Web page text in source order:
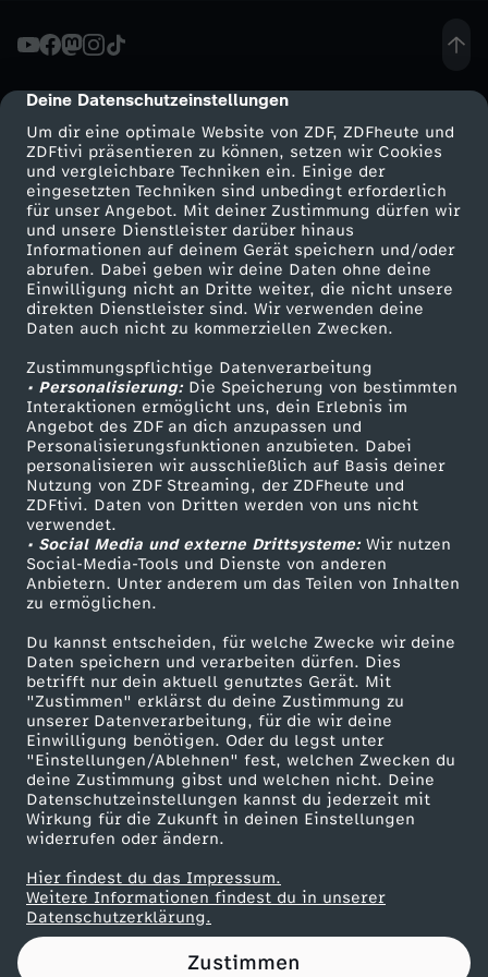
cmp-dialog-description
Deine Datenschutzeinstellungen
Um dir eine optimale Website von ZDF, ZDFheute und
ZDFtivi präsentieren zu können, setzen wir Cookies
und vergleichbare Techniken ein. Einige der
eingesetzten Techniken sind unbedingt erforderlich
für unser Angebot. Mit deiner Zustimmung dürfen wir
und unsere Dienstleister darüber hinaus
Informationen auf deinem Gerät speichern und/oder
abrufen. Dabei geben wir deine Daten ohne deine
Einwilligung nicht an Dritte weiter, die nicht unsere
direkten Dienstleister sind. Wir verwenden deine
Daten auch nicht zu kommerziellen Zwecken.
Zustimmungspflichtige Datenverarbeitung
• Personalisierung:Die Speicherung von bestimmten
Interaktionen ermöglicht uns, dein Erlebnis im
Angebot des ZDF an dich anzupassen und
Personalisierungsfunktionen anzubieten. Dabei
personalisieren wir ausschließlich auf Basis deiner
Nutzung von ZDF Streaming, der ZDFheute und
ZDFtivi. Daten von Dritten werden von uns nicht
verwendet.
• Social Media und externe Drittsysteme:Wir nutzen
Social-Media-Tools und Dienste von anderen
Anbietern. Unter anderem um das Teilen von Inhalten
zu ermöglichen.
Du kannst entscheiden, für welche Zwecke wir deine
Daten speichern und verarbeiten dürfen. Dies
betrifft nur dein aktuell genutztes Gerät. Mit
"Zustimmen" erklärst du deine Zustimmung zu
unserer Datenverarbeitung, für die wir deine
Einwilligung benötigen. Oder du legst unter
"Einstellungen/Ablehnen" fest, welchen Zwecken du
deine Zustimmung gibst und welchen nicht. Deine
Datenschutzeinstellungen kannst du jederzeit mit
Wirkung für die Zukunft in deinen Einstellungen
widerrufen oder ändern.
Hier findest du das Impressum.
Weitere Informationen findest du in unserer
Datenschutzerklärung.
Zustimmen
u
f
t
Z
e
h
n
t
e
l
-
M
a
r
a
t
h
o
Mehr ZDF
ZDF-Apps
Smart TV
ZDFtext
Livestreams
Sendungen A-Z
TV-Programm
Service
ZDFmitreden
Kontakt zum ZDF
Tickets
Zuschauerservice
Hilfe
ZDF Unternehmen
Karriere
ZDF goes Schule
Werbefernsehen
Mainzelmännchen
Partner